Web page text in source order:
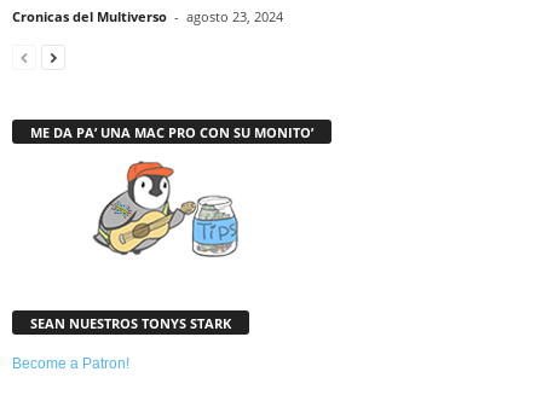
Cronicas del Multiverso - agosto 23, 2024
ME DA PA’ UNA MAC PRO CON SU MONITO’
SEAN NUESTROS TONYS STARK
Become a Patron!